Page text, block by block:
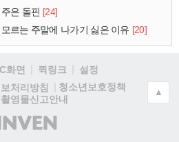
은 돌핀 [24]
르는 주말에 나가기 싫은 이유 [20]
화면 퀵링크
설정
처리방침
청소년보호정책
영물신고안내
(주)
인
▲